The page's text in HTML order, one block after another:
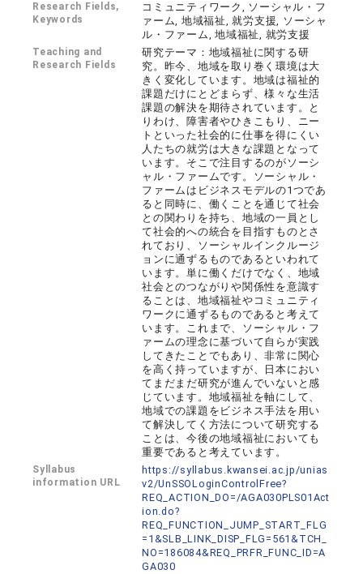
Research Fields,
Keywords
コミュニティワーク, ソーシャル・フ
ァーム, 地域福祉, 就労支援, ソーシャ
ル・ファーム, 地域福祉, 就労支援
Teaching and
Research Fields
研究テーマ：地域福祉に関する研
究。昨今、地域を取り巻く環境は大
きく変化しています。地域は福祉的
課題だけにとどまらず、様々な生活
課題の解決を期待されています。と
りわけ、障害者やひきこもり、ニー
トといった社会的に仕事を得にくい
人たちの就労は大きな課題となって
います。そこで注目するのがソーシ
ャル・ファームです。ソーシャル・
ファームはビジネスモデルの1つであ
ると同時に、働くことを通じて社会
との関わりを持ち、地域の一員とし
て社会的への統合を目指すものとさ
れており、ソーシャルインクルージ
ョンに通ずるものであるといわれて
います。単に働くだけでなく、地域
社会とのつながりや関係性を意識す
ることは、地域福祉やコミュニティ
ワークに通ずるものであると考えて
います。これまで、ソーシャル・フ
ァームの理念に基づいて自らが実践
してきたことでもあり、非常に関心
を高く持っていますが、日本におい
てまだまだ研究が進んでいないと感
じています。地域福祉を軸にして、
地域での課題をビジネス手法を用い
て解決してく方法について研究する
ことは、今後の地域福祉においても
重要であると考えています。
Syllabus
information URL
https://syllabus.kwansei.ac.jp/unias
v2/UnSSOLoginControlFree?
REQ_ACTION_DO=/AGA030PLS01Act
ion.do?
REQ_FUNCTION_JUMP_START_FLG
=1&SLB_LINK_DISP_FLG=561&TCH_
NO=186084&REQ_PRFR_FUNC_ID=A
GA030